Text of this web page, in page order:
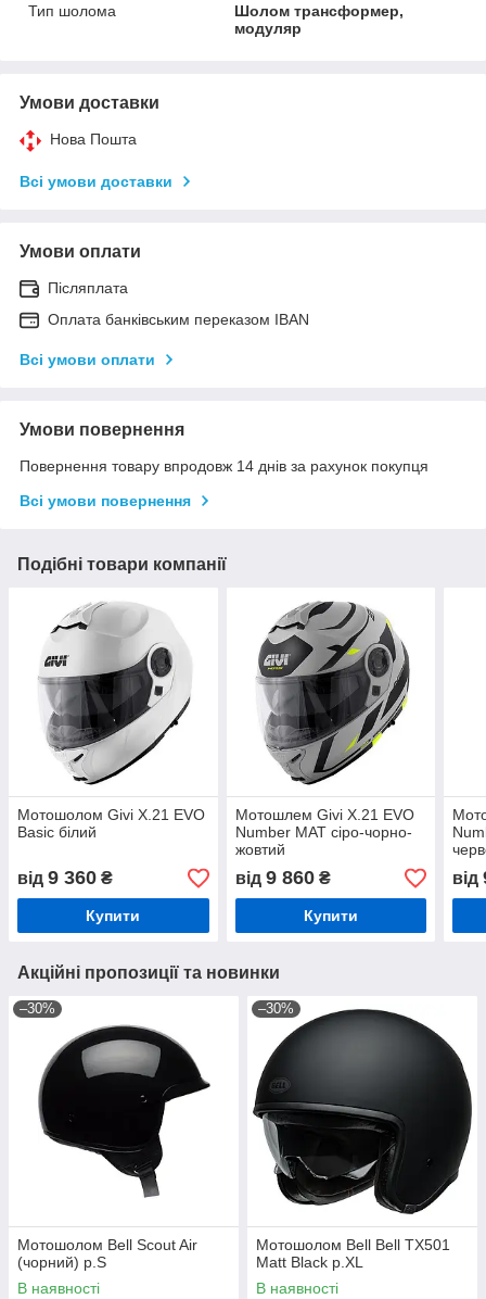
Тип шолома
Шолом трансформер,
модуляр
Умови доставки
Нова Пошта
Всі умови доставки
Умови оплати
Післяплата
Оплата банківським переказом IBAN
Всі умови оплати
Умови повернення
Повернення товару впродовж 14 днів за рахунок покупця
Всі умови повернення
Подібні товари компанії
Мотошолом Givi X.21 EVO
Basic білий
від 9 360 ₴
Купити
Мотошлем Givi X.21 EVO
Number МАТ сіро-чорно-
жовтий
від 9 860₴
Купити
від
Акційні пропозиції та новинки
–30%
Мотошолом Bell Scout Air
(чорний) р.S
В наявності
–30%
Мотошолом Bell Bell TX501
Matt Black р.XL
В наявності